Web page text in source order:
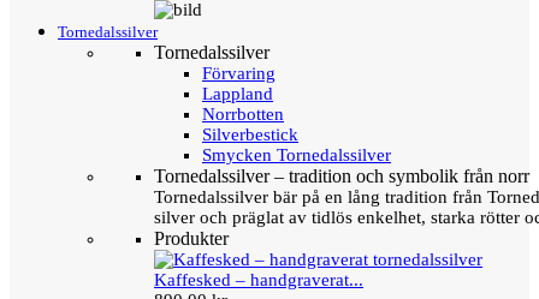
Tornedalssilver
Tornedalssilver
Förvaring
Lappland
Norrbotten
Silverbestick
Smycken Tornedalssilver
Tornedalssilver – tradition och symbolik från norr
Tornedalssilver bär på en lång tradition från
silver och präglat av tidlös enkelhet, starka rötter
Produkter
Kaffesked – handgraverat...